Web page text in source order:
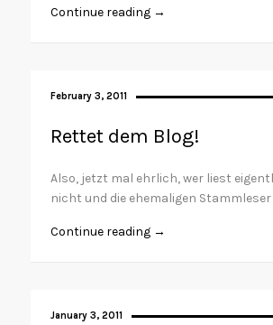
Continue reading →
February 3, 2011
Rettet dem Blog!
Also, jetzt mal ehrlich, wer liest
nicht und die ehemaligen
Continue reading →
January 3, 2011